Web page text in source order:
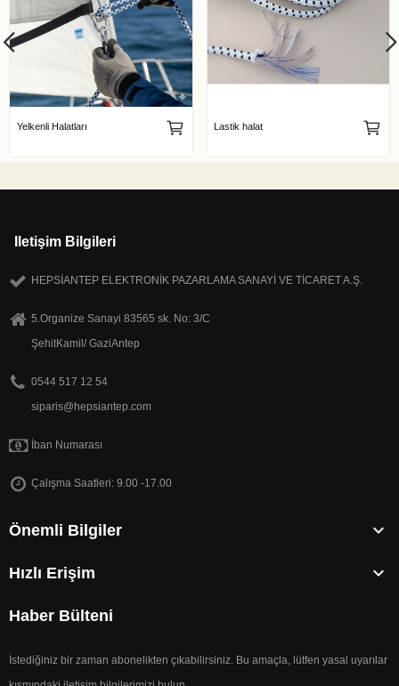
Yelkenli Halatları Lastik halat
Iletişim Bilgileri
HEPSİANTEP ELEKTRONİK PAZARLAMA SANAYİ VE TİCARET A.Ş.
5.Organize Sanayi 83565 sk. No: 3/C
ŞehitKamil/ GaziAntep
0544 517 12 54
siparis@hepsiantep.com
İban Numarası
Çalışma Saatleri: 9.00 -17.00
Önemli Bilgiler 
Hızlı Erişim 
Haber Bülteni
İstediğiniz bir zaman abonelikten çıkabilirsiniz. Bu amaçla, lütfen yasal uyarılar